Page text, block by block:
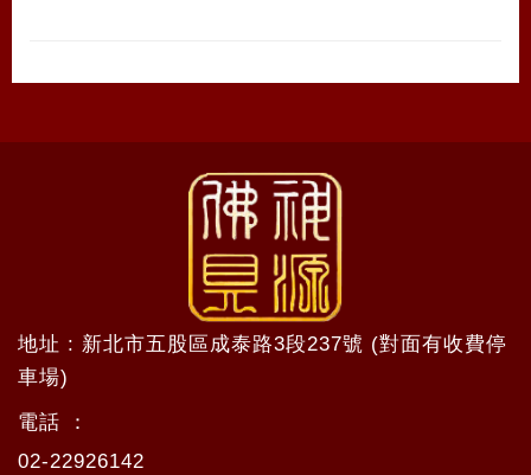
地址 : 新北市五股區成泰路3段237號 (對面有收費停
車場)
電話 ：
02-22926142